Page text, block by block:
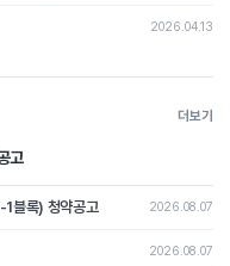
2026.04.13
더보기
고
1블록) 청약공고 2026.08.07
2026.08.07